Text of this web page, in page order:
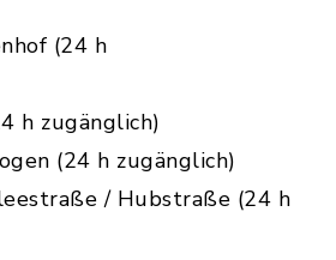
(24 h
h zugänglich)
(24 h zugänglich)
/ Hubstraße (24 h